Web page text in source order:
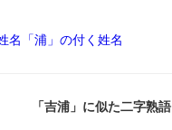
名 「浦」の付く姓名
「吉浦」に似た二字熟語